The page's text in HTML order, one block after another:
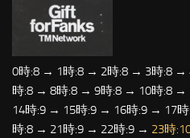
0時:8 → 1時:8 → 2時:8 → 3時:8
時:8 → 8時:8 → 9時:8 → 10時:8
14時:9 → 15時:9 → 16時:9 → 17
時:8 → 21時:9 → 22時:9 → 23時